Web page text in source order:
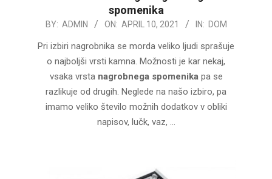
spomenika
2021-
BY: ADMIN ON: APRIL 10, 2021 IN: DOM
Pri izbiri nagrobnika se morda veliko ljudi sprašuje
o najboljši vrsti kamna. Možnosti je kar nekaj,
vsaka vrsta nagrobnega spomenikapa se
razlikuje od drugih. Neglede na našo izbiro, pa
imamo veliko število možnih dodatkov v obliki
napisov, lučk, vaz, …